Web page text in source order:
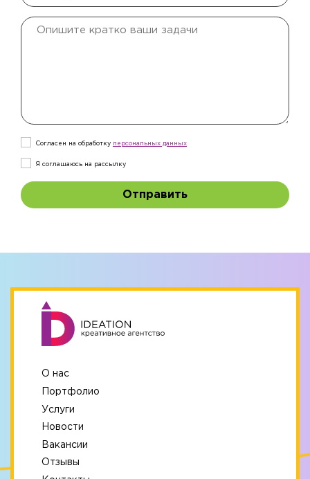
Отправить
Согласен на обработку персональныx данных
Я соглашаюсь на рассылку
О нас
Портфолио
Услуги
Новости
Вакансии
Отзывы